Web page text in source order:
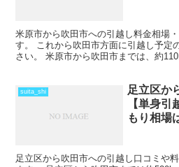
米原市から吹田市への引越し料金相場
す。 これから吹田市方面に引越し予定
さい。 米原市から吹田市までは、約
suita_shi
足立区か
【単身
もり相場
足立区から吹田市への引越し口コミや